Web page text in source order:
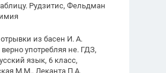
Рудзитис, Фельдман
из басен И. А.
употребляя не. ГДЗ,
язык, 6 класс,
М.М., Леканта П.А.